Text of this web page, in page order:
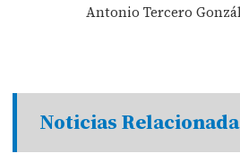
Antonio Tercero
Noticias